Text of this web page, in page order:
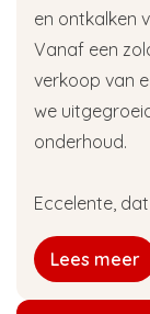
en ontkalken
Vanaf een
verkoop van
we
onderhoud.
Eccelente,
Lees meer